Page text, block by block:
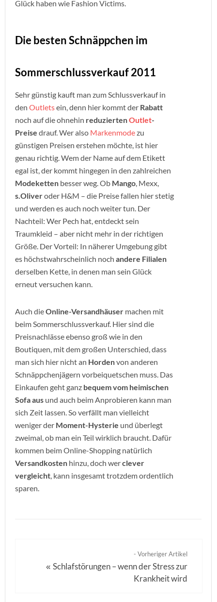
Glück haben wie Fashion Victims.
Die besten Schnäppchen im
Sommerschlussverkauf 2011
Sehr günstig kauft man zum Schlussverkauf in
den Outletsein, denn hier kommt der Rabatt
noch auf die ohnehin reduziertenOutlet-
Preise drauf. Wer also Markenmodezu
günstigen Preisen erstehen möchte, ist hier
genau richtig. Wem der Name auf dem Etikett
egal ist, der kommt hingegen in den zahlreichen
Modeketten besser weg. Ob Mango, Mexx,
s.Oliveroder H&M – die Preise fallen hier stetig
und werden es auch noch weiter tun. Der
Nachteil: Wer Pech hat, entdeckt sein
Traumkleid – aber nicht mehr in der richtigen
Größe. Der Vorteil: In näherer Umgebung gibt
es höchstwahrscheinlich noch andere Filialen
derselben Kette, in denen man sein Glück
erneut versuchen kann.
Auch dieOnline-Versandhäuser machen mit
beim Sommerschlussverkauf. Hier sind die
Preisnachlässe ebenso groß wie in den
Boutiquen, mit dem großen Unterschied, dass
man sich hier nicht an Hordenvon anderen
Schnäppchenjägern vorbeiquetschen muss. Das
Einkaufen geht ganz bequem vom heimischen
Sofa aus und auch beim Anprobieren kann man
sich Zeit lassen. So verfällt man vielleicht
weniger der Moment-Hysterie und überlegt
zweimal, ob man ein Teil wirklich braucht. Dafür
kommen beim Online-Shopping natürlich
Versandkosten hinzu, doch werclever
vergleicht, kann insgesamt trotzdem ordentlich
sparen.
- Vorheriger Artikel
«Schlafstörungen – wenn der Stress zur
Krankheit wird